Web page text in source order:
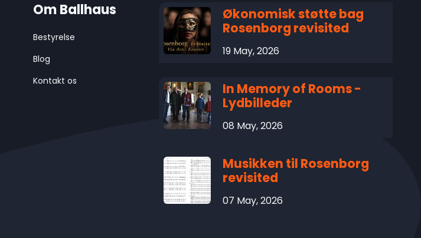
Om Ballhaus
Bestyrelse
Blog
Kontakt os
Økonomisk støtte bag
Rosenborg revisited
19 May, 2026
In Memory of Rooms -
Lydbilleder
08 May, 2026
Musikken til Rosenborg
revisited
07 May, 2026